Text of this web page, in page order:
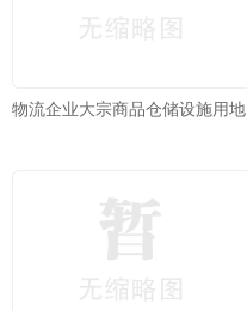
物流企业大宗商品仓储设施用地